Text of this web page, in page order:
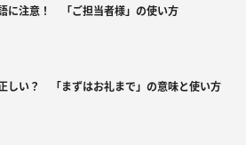
に注意！ 「ご担当者様」の使い方
しい？ 「まずはお礼まで」の意味と使い方